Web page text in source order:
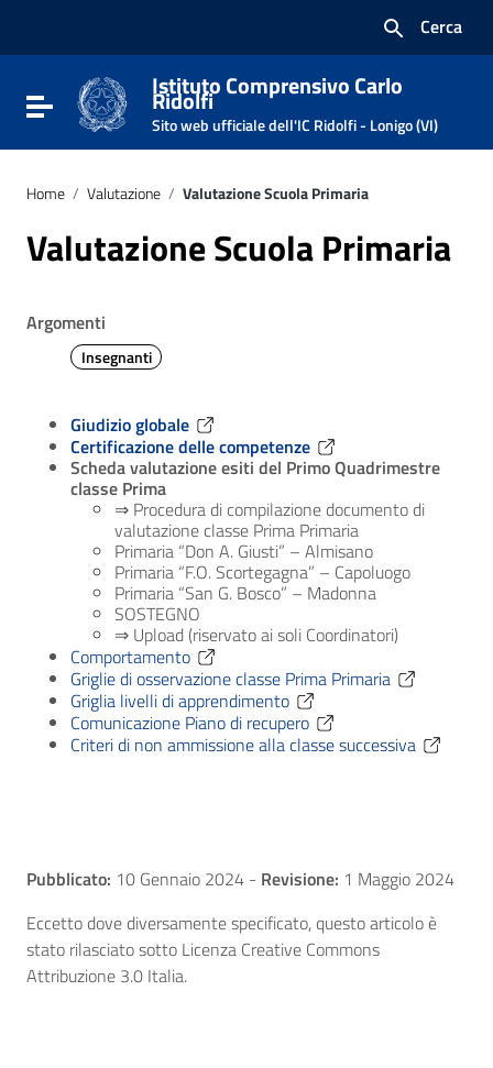
Vai al footer
Cerca
Attiva / disattiva la navigazione
Istituto Comprensivo Carlo
Ridolfi
Sito web ufficiale dell'IC Ridolfi - Lonigo (VI)
Home / Valutazione / Valutazione Scuola Primaria
Valutazione Scuola Primaria
Argomenti
Insegnanti
Giudizio globale
Certificazione delle competenze
Scheda valutazione esiti del Primo Quadrimestre
classe Prima
⇒ Procedura di compilazione documento di
valutazione classe Prima Primaria
Primaria “Don A. Giusti” – Almisano
Primaria “F.O. Scortegagna” – Capoluogo
Primaria “San G. Bosco” – Madonna
SOSTEGNO
⇒ Upload (riservato ai soli Coordinatori)
Comportamento
Griglie di osservazione classe Prima Primaria
Griglia livelli di apprendimento
Comunicazione Piano di recupero
Criteri di non ammissione alla classe successiva
Pubblicato: 10 Gennaio 2024 - Revisione: 1 Maggio 2024
Eccetto dove diversamente specificato, questo articolo è
stato rilasciato sotto Licenza Creative Commons
Attribuzione 3.0 Italia.